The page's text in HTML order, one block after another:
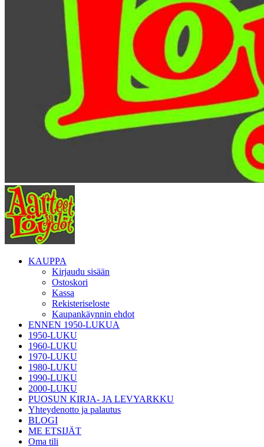
KAUPPA
Kirjaudu sisään
Ostoskori
Kassa
Rekisteriseloste
Kaupankäynnin ehdot
ENNEN 1950-LUKUA
1950-LUKU
1960-LUKU
1970-LUKU
1980-LUKU
1990-LUKU
2000-LUKU
PUOSUN KIRJA- JA LEVYARKKU
Yhteydenotto ja palautus
BLOGI
ME ETSIJÄT
Oma tili